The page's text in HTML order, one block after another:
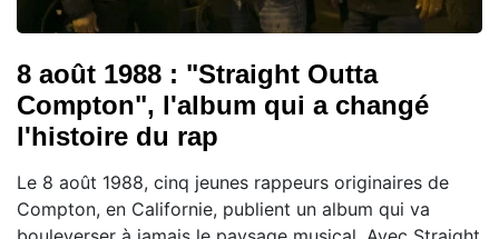
8 août 1988 : "Straight Outta
Compton", l'album qui a changé
l'histoire du rap
Le 8 août 1988, cinq jeunes rappeurs originaires de
Compton, en Californie, publient un album qui va